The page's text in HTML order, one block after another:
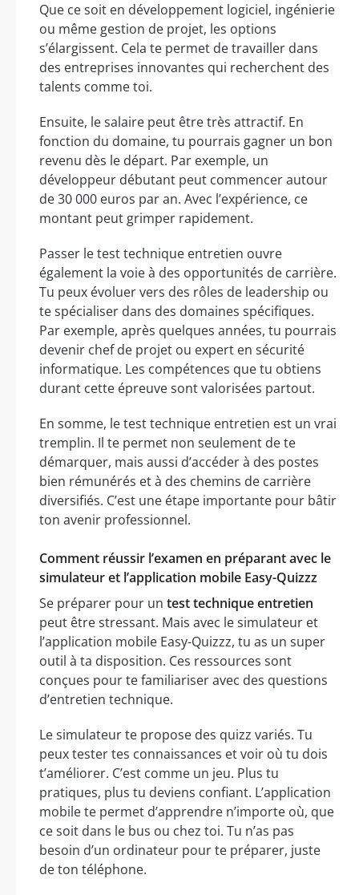
Que ce soit en développement logiciel, ingénierie
ou même gestion de projet, les options
s’élargissent. Cela te permet de travailler dans
des entreprises innovantes qui recherchent des
talents comme toi.
Ensuite, le salaire peut être très attractif. En
fonction du domaine, tu pourrais gagner un bon
revenu dès le départ. Par exemple, un
développeur débutant peut commencer autour
de 30 000 euros par an. Avec l’expérience, ce
montant peut grimper rapidement.
Passer le test technique entretien ouvre
également la voie à des opportunités de carrière.
Tu peux évoluer vers des rôles de leadership ou
te spécialiser dans des domaines spécifiques.
Par exemple, après quelques années, tu pourrais
devenir chef de projet ou expert en sécurité
informatique. Les compétences que tu obtiens
durant cette épreuve sont valorisées partout.
En somme, le test technique entretien est un vrai
tremplin. Il te permet non seulement de te
démarquer, mais aussi d’accéder à des postes
bien rémunérés et à des chemins de carrière
diversifiés. C’est une étape importante pour bâtir
ton avenir professionnel.
Comment réussir l’examen en préparant avec le
simulateur et l’application mobile Easy-Quizzz
Se préparer pour un test technique entretien
peut être stressant. Mais avec le simulateur et
l’application mobile Easy-Quizzz, tu as un super
outil à ta disposition. Ces ressources sont
conçues pour te familiariser avec des questions
d’entretien technique.
Le simulateur te propose des quizz variés. Tu
peux tester tes connaissances et voir où tu dois
t’améliorer. C’est comme un jeu. Plus tu
pratiques, plus tu deviens confiant. L’application
mobile te permet d’apprendre n’importe où, que
ce soit dans le bus ou chez toi. Tu n’as pas
besoin d’un ordinateur pour te préparer, juste
de ton téléphone.